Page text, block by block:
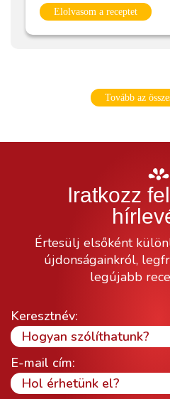
Elolvasom a receptet
Tovább az
Iratkozz
Értesülj elsőként
újdonságainkról,
legújabb
Keresztnév:
E-mail cím: